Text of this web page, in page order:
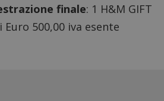
finale: 1 H&M GIFT
Euro 500,00 iva esente